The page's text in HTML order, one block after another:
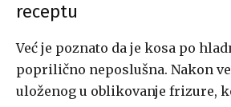
receptu
Već je poznato da je kosa po
poprilično neposlušna. Nakon
uloženog u oblikovanje frizure,